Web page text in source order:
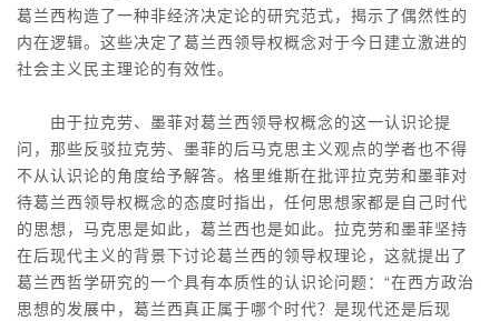
葛兰西构造了一种非经济决定论的研究范式，揭示了偶然性的
内在逻辑。这些决定了葛兰西领导权概念对于今日建立激进的
社会主义民主理论的有效性。
由于拉克劳、墨菲对葛兰西领导权概念的这一认识论提
问，那些反驳拉克劳、墨菲的后马克思主义观点的学者也不得
不从认识论的角度给予解答。格里维斯在批评拉克劳和墨菲对
待葛兰西领导权概念的态度时指出，任何思想家都是自己时代
的思想，马克思是如此，葛兰西也是如此。拉克劳和墨菲坚持
在后现代主义的背景下讨论葛兰西的领导权理论，这就提出了
葛兰西哲学研究的一个具有本质性的认识论问题：“在西方政治
思想的发展中，葛兰西真正属于哪个时代？是现代还是后现